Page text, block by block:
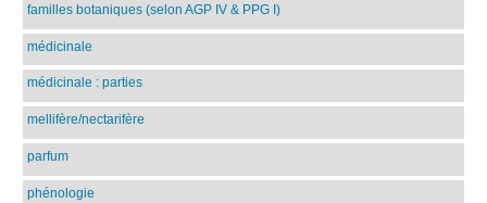
familles botaniques (selon AGP IV & PPG I)
médicinale
médicinale : parties
mellifère/nectarifère
parfum
phénologie